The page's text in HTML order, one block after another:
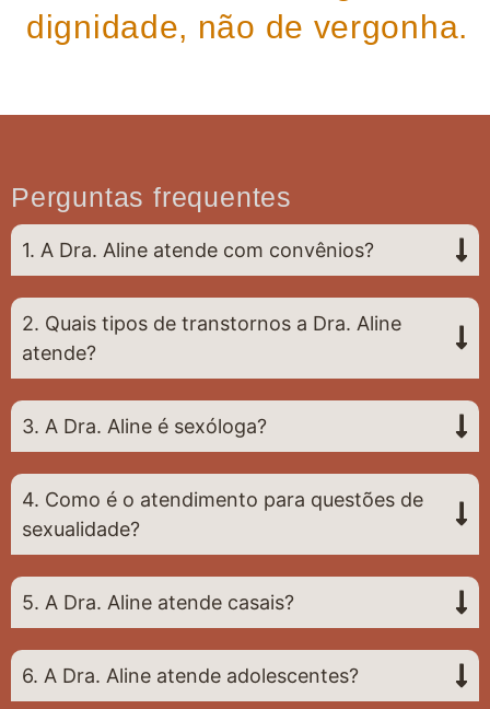
dignidade, não de vergonha.
Perguntas frequentes
1. A Dra. Aline atende com convênios?
2. Quais tipos de transtornos a Dra. Aline
atende?
3. A Dra. Aline é sexóloga?
4. Como é o atendimento para questões de
sexualidade?
5. A Dra. Aline atende casais?
6. A Dra. Aline atende adolescentes?